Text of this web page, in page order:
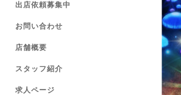
出店依頼募集中
お問い合わせ
店舗概要
スタッフ紹介
求人ページ